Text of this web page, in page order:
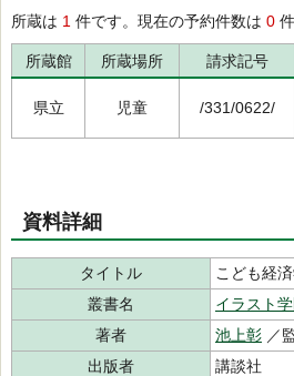
所蔵は 1 件です。現在の予約件数は 0
所蔵館 所蔵場所 請求記号
県立 児童 /331/0622/
資料詳細
タイトル
こども経
叢書名
イラスト
著者
池上彰 ／
出版者
講談社